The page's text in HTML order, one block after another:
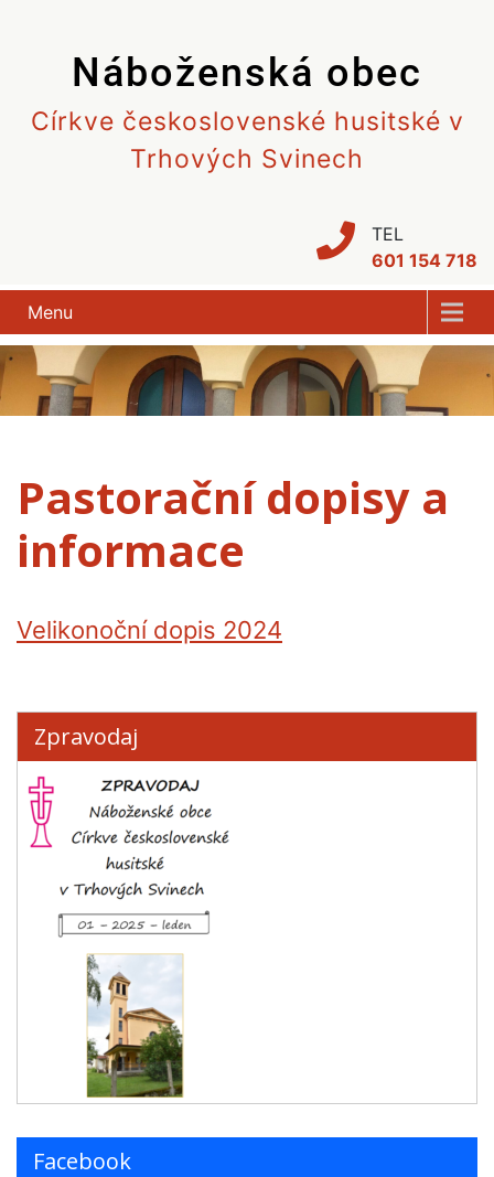
Náboženská obec
Církve československé husitské v
Trhových Svinech
TEL
601 154 718
Menu
Pastorační dopisy a
informace
Velikonoční dopis 2024
Zpravodaj
Facebook